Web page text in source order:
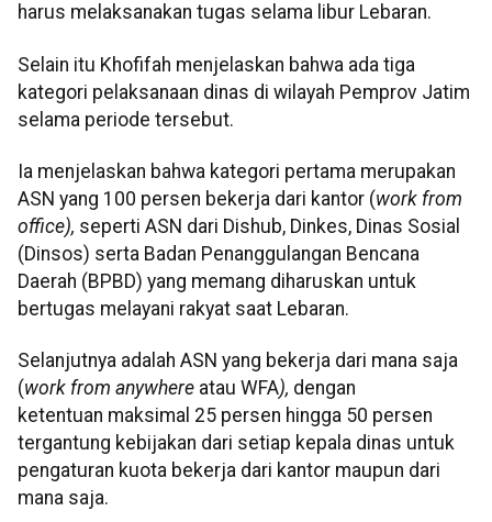
harus melaksanakan tugas selama libur Lebaran.
Selain itu Khofifah menjelaskan bahwa ada tiga
kategori pelaksanaan dinas di wilayah Pemprov Jatim
selama periode tersebut.
Ia menjelaskan bahwa kategori pertama merupakan
ASN yang 100 persen bekerja dari kantor (work from
office), seperti ASN dari Dishub, Dinkes, Dinas Sosial
(Dinsos) serta Badan Penanggulangan Bencana
Daerah (BPBD) yang memang diharuskan untuk
bertugas melayani rakyat saat Lebaran.
Selanjutnya adalah ASN yang bekerja dari mana saja
(work from anywhere atau WFA), dengan
ketentuan maksimal 25 persen hingga 50 persen
tergantung kebijakan dari setiap kepala dinas untuk
pengaturan kuota bekerja dari kantor maupun dari
mana saja.